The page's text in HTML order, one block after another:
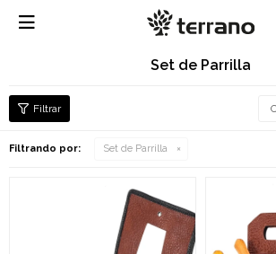

Set de Parrilla
Filtrando por: Set de Parrilla